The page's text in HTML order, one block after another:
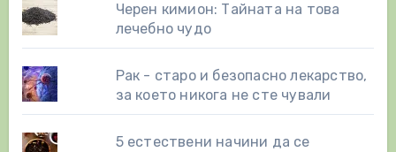
Черен кимион: Тайната на това
лечебно чудо
Рак - старо и безопасно лекарство,
за което никога не сте чували
5 естествени начини да се